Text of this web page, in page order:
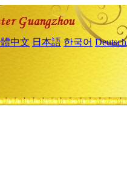
中文 日本語 한국어 Deutsch